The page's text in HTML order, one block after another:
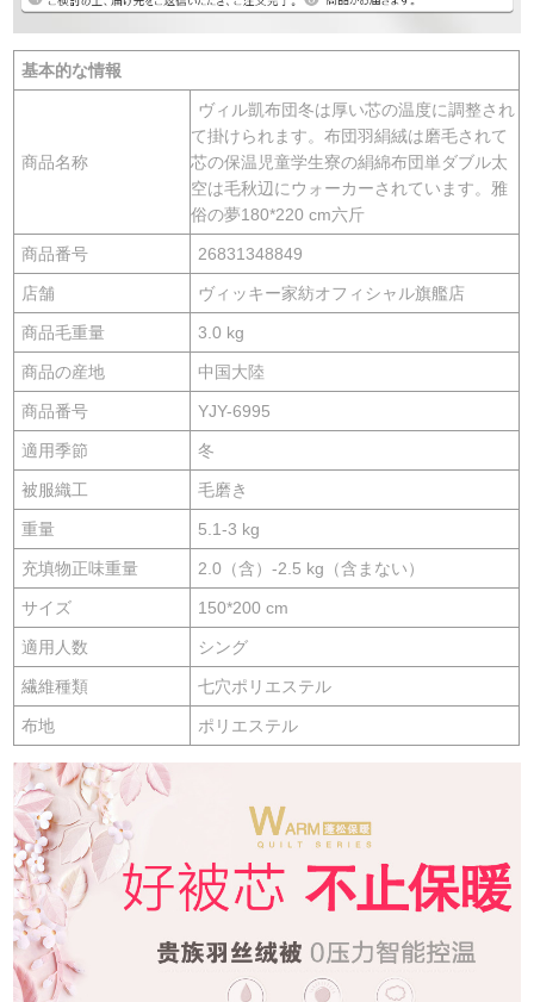
基本的な情報
商品名称
ヴィル凱布団冬は厚い芯の温度に調整され
て掛けられます。布団羽絹絨は磨毛されて
芯の保温児童学生寮の絹綿布団単ダブル太
空は毛秋辺にウォーカーされています。雅
俗の夢180*220 cm六斤
商品番号 26831348849
店舗 ヴィッキー家紡オフィシャル旗艦店
商品毛重量 3.0 kg
商品の産地 中国大陸
商品番号 YJY-6995
適用季節 冬
被服織工 毛磨き
重量 5.1-3 kg
充填物正味重量 2.0（含）-2.5 kg（含まない）
サイズ 150*200 cm
適用人数 シング
繊維種類 七穴ポリエステル
布地 ポリエステル